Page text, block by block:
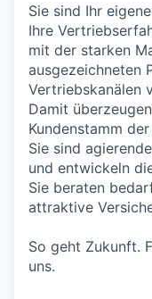
Sie sind Ihr
Ihre
mit der starken
ausgezeichneten
Vertriebskanälen
Damit
Kundenstamm
Sie sind
und entwickeln
Sie beraten
attraktive
So geht Zukunft.
uns.